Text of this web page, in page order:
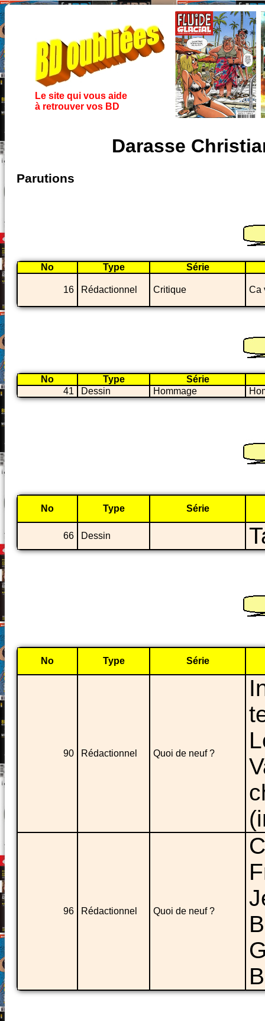
Le site qui vous aide
à retrouver vos BD
Darasse
Parutions
No Type Série
16 Rédactionnel Critique Ca
No Type
Série
41
Dessin Hommage
No Type Série
66 Dessin
No Type Série
90 Rédactionnel Quoi de neuf ?
96 Rédactionnel Quoi de neuf ?